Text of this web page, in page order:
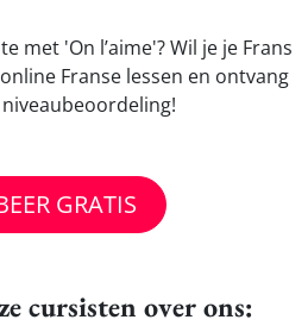
met 'On l’aime'? Wil je je Frans
Franse lessen en ontvang
GRATIS
cursisten over ons: